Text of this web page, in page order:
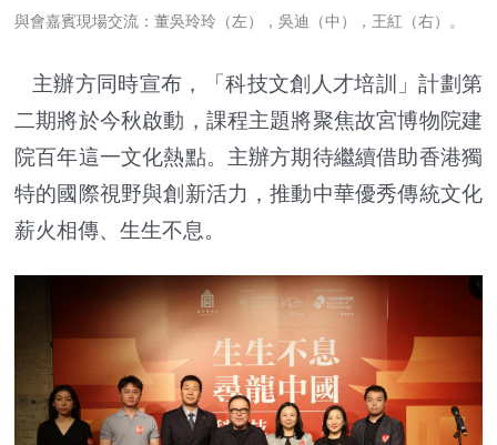
與會嘉賓現場交流：董吳玲玲（左），吳迪（中），王紅（右）。
主辦方同時宣布，「科技文創人才培訓」計劃第
二期將於今秋啟動，課程主題將聚焦故宮博物院建
院百年這一文化熱點。主辦方期待繼續借助香港獨
特的國際視野與創新活力，推動中華優秀傳統文化
薪火相傳、生生不息。